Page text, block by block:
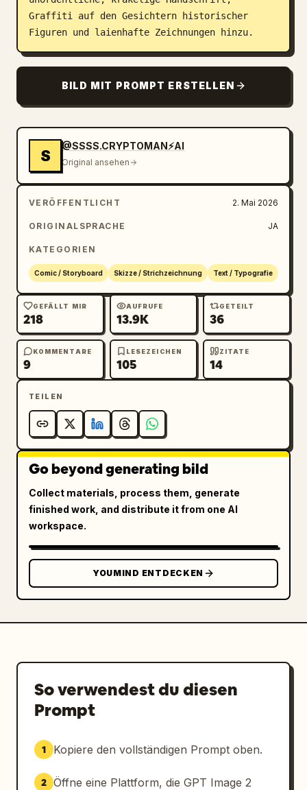
Graffiti auf den Gesichtern historischer
Figuren und laienhafte Zeichnungen hinzu.
BILD MIT PROMPT ERSTELLEN
S
@SSSS.CRYPTOMAN⚡️AI
Original ansehen
VERÖFFENTLICHT 2. Mai 2026
ORIGINALSPRACHE JA
KATEGORIEN
Comic / Storyboard Skizze / Strichzeichnung Text / Typografie
GEFÄLLT MIR
218
AUFRUFE
13.9K
GETEILT
36
KOMMENTARE
9
LESEZEICHEN
105
ZITATE
14
TEILEN
Go beyond generating bild
Collect materials, process them, generate
finished work, and distribute it from one AI
workspace.
YOUMIND ENTDECKEN
So verwendest du diesen
Prompt
1 Kopiere den vollständigen Prompt oben.
2 Öffne eine Plattform, die GPT Image 2